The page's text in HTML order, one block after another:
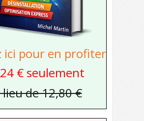
ici pour en profiter
€ seulement
de 12,80 €